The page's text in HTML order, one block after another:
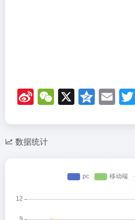
Si
n
a
W
o
W
e
C
X Q
z
o
E
m
ail
数据统计